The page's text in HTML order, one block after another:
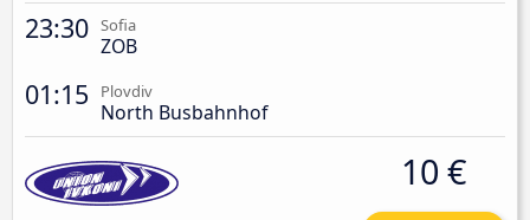
23:30 Sofia
ZOB
01:15 Plovdiv
North Busbahnhof
10 €